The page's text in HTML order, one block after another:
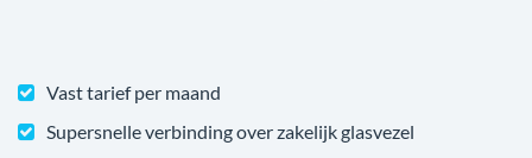
Vast tarief per maand
Supersnelle verbinding over zakelijk glasvezel